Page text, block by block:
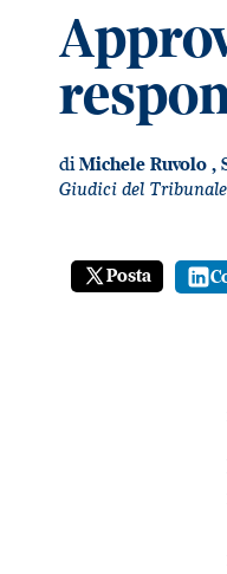
di Michele Ruvolo ,
Giudici del
Posta